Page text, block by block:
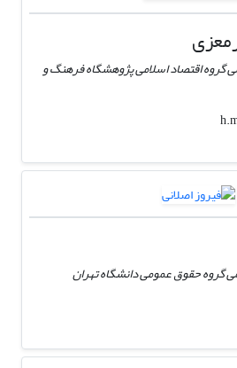
گروه اقتصاد اسلامی پژوهشگاه فرهنگ و
گروه حقوق عمومی دانشگاه تهران